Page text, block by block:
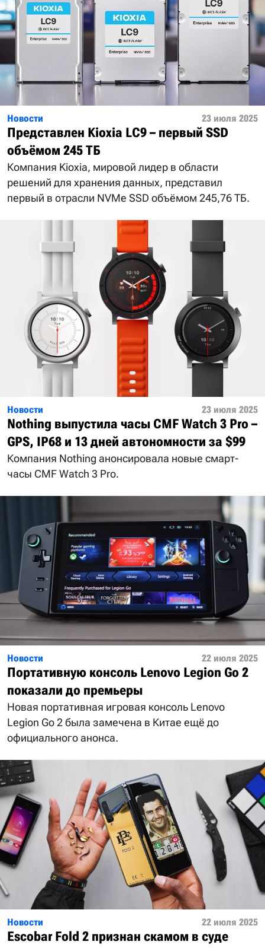
Новости 23 июля 2025
Представлен Kioxia LC9 – первый SSD
объёмом 245 ТБ
Компания Kioxia, мировой лидер в области
решений для хранения данных, представил
первый в отрасли NVMe SSD объёмом 245,76 ТБ.
Новости 23 июля 2025
Nothing выпустила часы CMF Watch 3 Pro –
GPS, IP68 и 13 дней автономности за $99
Компания Nothing анонсировала новые смарт-
часы CMF Watch 3 Pro.
Новости 22 июля 2025
Портативную консоль Lenovo Legion Go 2
показали до премьеры
Новая портативная игровая консоль Lenovo
Legion Go 2 была замечена в Китае ещё до
официального анонса.
Новости 22 июля 2025
Escobar Fold 2 признан скамом в суде